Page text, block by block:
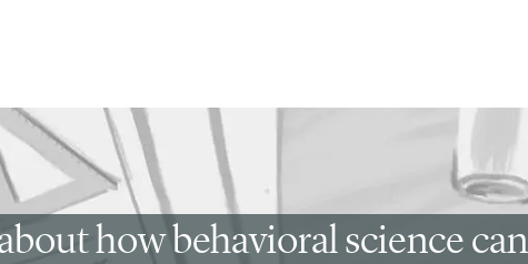
how behavioral science can